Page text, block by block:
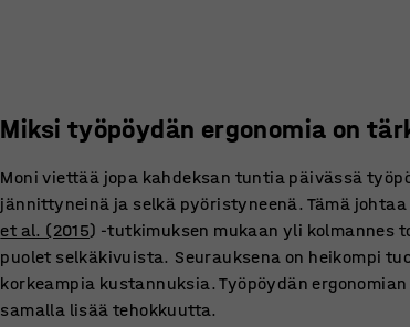
Miksi työpöydän ergonomia on
Moni viettää jopa kahdeksan tuntia päivässä
jännittyneinä ja selkä pyöristyneenä. Tämä
et al. (2015) -tutkimuksen mukaan yli
puolet selkäkivuista. Seurauksena on heikompi
korkeampia kustannuksia. Työpöydän
samalla lisää tehokkuutta.